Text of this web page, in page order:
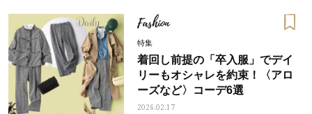
Fashion
特集
着回し前提の「卒入服」でデイ
リーもオシャレを約束！〈アロ
ーズなど〉コーデ6選
2026.02.17